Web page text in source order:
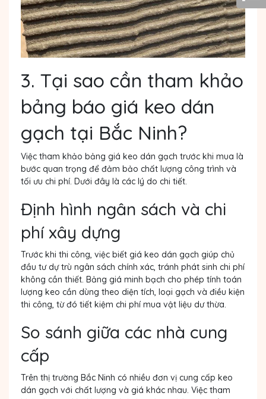
3. Tại sao cần tham khảo
bảng báo giá keo dán
gạch tại Bắc Ninh?
Việc tham khảo bảng giá keo dán gạch trước khi mua là
bước quan trọng để đảm bảo chất lượng công trình và
tối ưu chi phí. Dưới đây là các lý do chi tiết.
Định hình ngân sách và chi
phí xây dựng
Trước khi thi công, việc biết giá keo dán gạch giúp chủ
đầu tư dự trù ngân sách chính xác, tránh phát sinh chi phí
không cần thiết. Bảng giá minh bạch cho phép tính toán
lượng keo cần dùng theo diện tích, loại gạch và điều kiện
thi công, từ đó tiết kiệm chi phí mua vật liệu dư thừa.
So sánh giữa các nhà cung
cấp
Trên thị trường Bắc Ninh có nhiều đơn vị cung cấp keo
dán gạch với chất lượng và giá khác nhau. Việc tham